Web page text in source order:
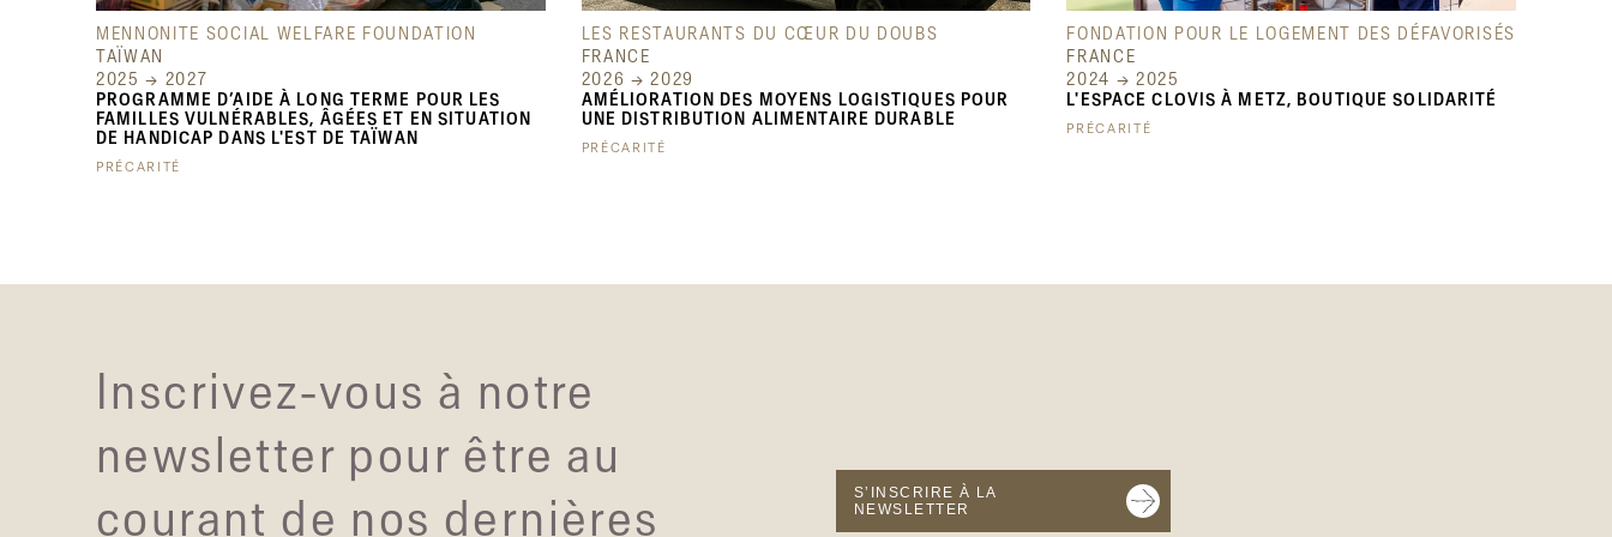
MENNONITE SOCIAL WELFARE FOUNDATION
TAÏWAN
2025 → 2027
PROGRAMME D’AIDE À LONG TERME POUR LES
FAMILLES VULNÉRABLES, ÂGÉES ET EN SITUATION
DE HANDICAP DANS L'EST DE TAÏWAN
PRÉCARITÉ
LES RESTAURANTS DU CŒUR DU DOUBS
FRANCE
2026 → 2029
AMÉLIORATION DES MOYENS LOGISTIQUES POUR
UNE DISTRIBUTION ALIMENTAIRE DURABLE
PRÉCARITÉ
FONDATION POUR LE LOGEMENT DES DÉFAVORISÉS
FRANCE
2024 → 2025
L'ESPACE CLOVIS À METZ, BOUTIQUE SOLIDARITÉ
PRÉCARITÉ
Inscrivez-vous à notre
newsletter pour être au
courant de nos dernières
S’INSCRIRE À LA
NEWSLETTER